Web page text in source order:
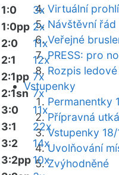
Virtuální
Návštěvní řád
Veřejné
PRESS: pro
Rozpis
Vstupenky
Permanentky
Přípravná
Vstupenky 18/
Uvolňování
Zvýhodněné
1:0
3x
1:0pp 2x
2:0
11x
2:1
12x
2:1pp 7x
2:1sn 7x
3:0
11x
3:1
22x
3:2
14x
3:2pp10x